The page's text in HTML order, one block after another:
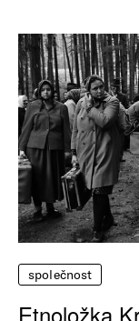
společnost
Etnoložka